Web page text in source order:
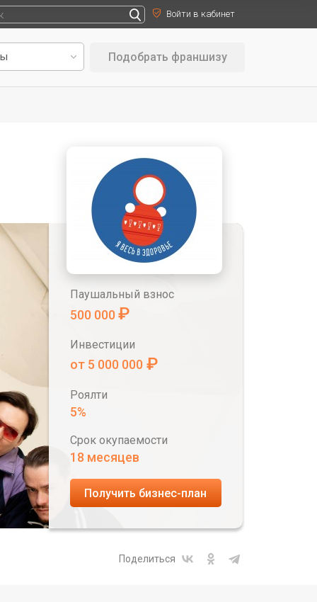
Войти в кабинет
Подобрать франшизу
Паушальный взнос
500 000₽
Инвестиции
от 5 000 000 ₽
Роялти
5%
Срок окупаемости
18 месяцев
Получить бизнес-план
Поделиться